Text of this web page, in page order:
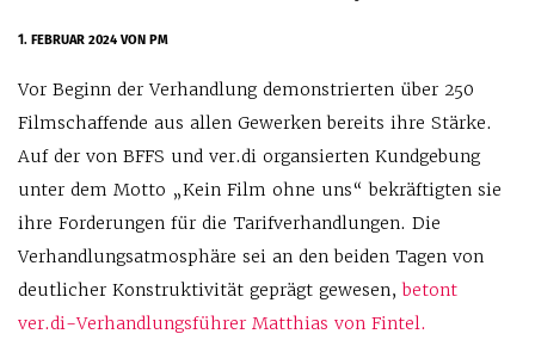
1. FEBRUAR 2024VON PM
Vor Beginn der Verhandlung demonstrierten über 250
Filmschaffende aus allen Gewerken bereits ihre Stärke.
Auf der von BFFS und ver.di organsierten Kundgebung
unter dem Motto „Kein Film ohne uns“ bekräftigten sie
ihre Forderungen für die Tarifverhandlungen. Die
Verhandlungsatmosphäre sei an den beiden Tagen von
deutlicher Konstruktivität geprägt gewesen,betont
ver.di-Verhandlungsführer Matthias von Fintel.